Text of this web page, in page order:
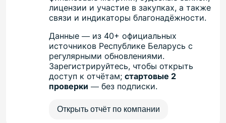
лицензии и участие в закупках, а также
связи и индикаторы благонадёжности.
Данные — из 40+ официальных
источников Республике Беларусь с
регулярными обновлениями.
Зарегистрируйтесь, чтобы открыть
доступ к отчётам;стартовые 2
проверки — без подписки.
Открыть отчёт по компании